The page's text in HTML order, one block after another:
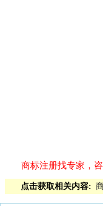
商标注册找专家，
点击获取相关内容: